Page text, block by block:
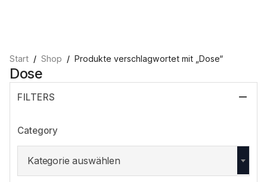
Start Shop Produkte verschlagwortet mit „Dose“
Dose
FILTERS
Category
Kategorie auswählen